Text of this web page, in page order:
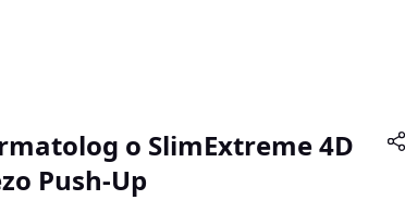
o SlimExtreme 4D
Push-Up